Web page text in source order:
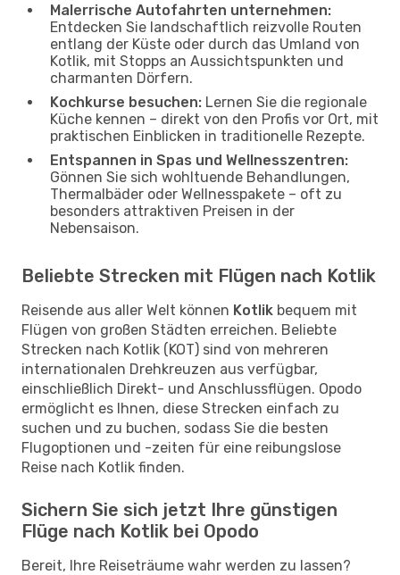
Malerrische Autofahrten unternehmen:
Entdecken Sie landschaftlich reizvolle Routen
entlang der Küste oder durch das Umland von
Kotlik, mit Stopps an Aussichtspunkten und
charmanten Dörfern.
Kochkurse besuchen: Lernen Sie die regionale
Küche kennen – direkt von den Profis vor Ort, mit
praktischen Einblicken in traditionelle Rezepte.
Entspannen in Spas und Wellnesszentren:
Gönnen Sie sich wohltuende Behandlungen,
Thermalbäder oder Wellnesspakete – oft zu
besonders attraktiven Preisen in der
Nebensaison.
Beliebte Strecken mit Flügen nach Kotlik
Reisende aus aller Welt können Kotlik bequem mit
Flügen von großen Städten erreichen. Beliebte
Strecken nach Kotlik (KOT) sind von mehreren
internationalen Drehkreuzen aus verfügbar,
einschließlich Direkt- und Anschlussflügen. Opodo
ermöglicht es Ihnen, diese Strecken einfach zu
suchen und zu buchen, sodass Sie die besten
Flugoptionen und -zeiten für eine reibungslose
Reise nach Kotlik finden.
Sichern Sie sich jetzt Ihre günstigen
Flüge nach Kotlik bei Opodo
Bereit, Ihre Reiseträume wahr werden zu lassen?